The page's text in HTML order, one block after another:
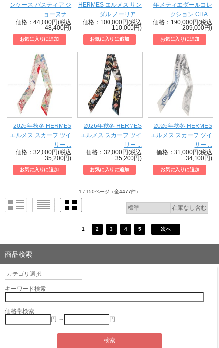
ンケース バスティア ジ
ョーヌナ...
価格：44,000円(税込
48,400円)
HERMES エルメス サン
ダル ノーリア ...
価格：100,000円(税込
110,000円)
年メティエダールコレ
クション CHA...
価格：190,000円(税込
209,000円)
2026年秋冬 HERMES
エルメス スカーフ ツイ
リー ...
価格：32,000円(税込
35,200円)
2026年秋冬 HERMES
エルメス スカーフ ツイ
リー ...
価格：32,000円(税込
35,200円)
2026年秋冬 HERMES
エルメス スカーフ ツイ
リー ...
価格：31,000円(税込
34,100円)
1 / 150ページ （全4477件）
1 2 3 4 5 次へ
商品検索
キーワード検索
価格帯検索
円 ～
円